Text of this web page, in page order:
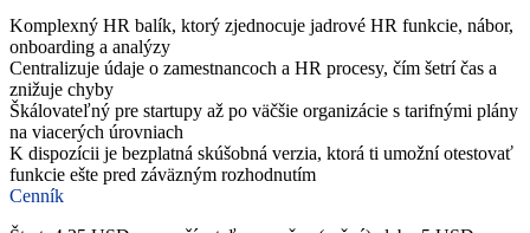
Komplexný HR balík, ktorý zjednocuje jadrové HR funkcie, nábor,
onboarding a analýzy
Centralizuje údaje o zamestnancoch a HR procesy, čím šetrí čas a
znižuje chyby
Škálovateľný pre startupy až po väčšie organizácie s tarifnými plány
na viacerých úrovniach
K dispozícii je bezplatná skúšobná verzia, ktorá ti umožní otestovať
funkcie ešte pred záväzným rozhodnutím
Cenník